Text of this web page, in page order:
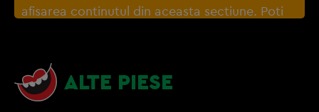
afisarea continutul din aceasta sectiune. Poti
nevoie sa accepti cookie-urile social media
ALTE PIESE